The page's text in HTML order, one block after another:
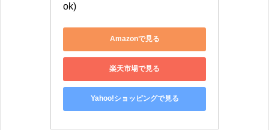
ok)
Amazonで見る
楽天市場で見る
Yahoo!ショッピングで見る